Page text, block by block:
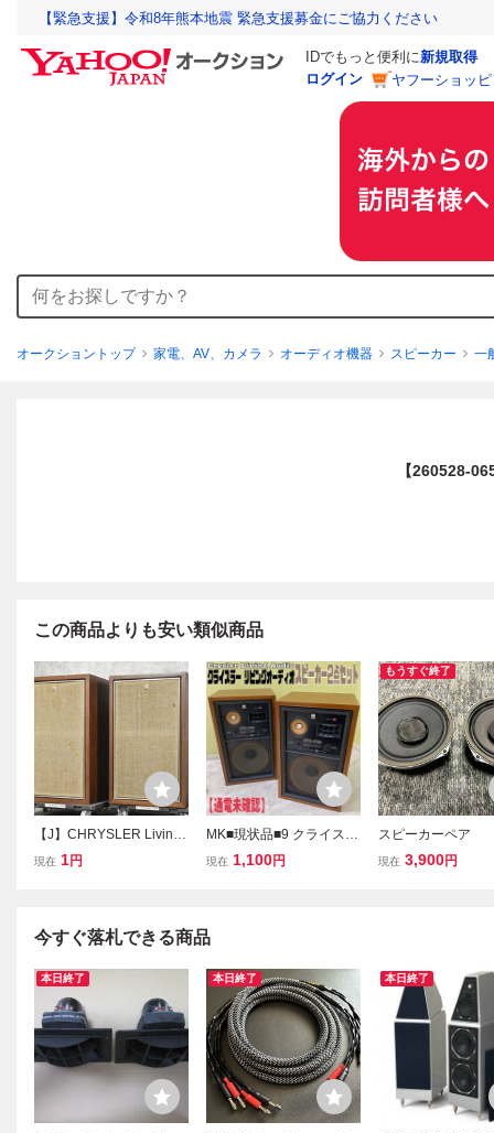
【緊急支援】令和8年熊本地震 緊急支援募金にご協力ください
IDでもっと便利に新規取得
ログイン
ヤフーショッ
オークショントップ 家電、AV、カメラ オーディオ機器 スピーカー 一
【260528-
この商品よりも安い類似商品
【J】CHRYSLER Living
Audio CE-2acII スピーカ
現在 1円
MK■現状品■9 クライスラ
ー リビングオーディオ ス
未確認 中古
現在 1,100円
もうすぐ終了
スピーカーペア
現在 3,900円
今すぐ落札できる商品
本日終了 本日終了 本日終了